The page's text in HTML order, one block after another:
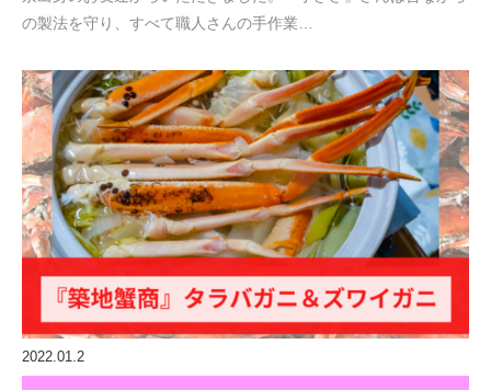
の製法を守り、すべて職人さんの手作業…
2022.01.2